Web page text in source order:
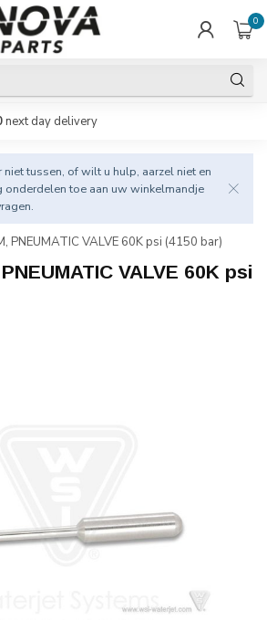
0
next day delivery
tussen, of wilt u hulp, aarzel niet en
onderdelen toe aan uw winkelmandje
PNEUMATIC VALVE 60K psi (4150 bar)
VALVE 60K psi